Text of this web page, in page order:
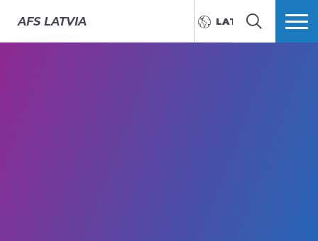
AFS LATVIA LATVIEŠU
MEKLĒT VAIRĀK